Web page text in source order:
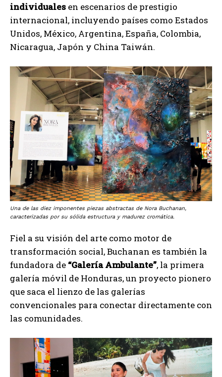
individuales en escenarios de prestigio
internacional, incluyendo países como Estados
Unidos, México, Argentina, España, Colombia,
Nicaragua, Japón y China Taiwán.
Una de las diez imponentes piezas abstractas de Nora Buchanan,
caracterizadas por su sólida estructura y madurez cromática.
Fiel a su visión del arte como motor de
transformación social, Buchanan es también la
fundadora de “Galería Ambulante”, la primera
galería móvil de Honduras, un proyecto pionero
que saca el lienzo de las galerías
convencionales para conectar directamente con
las comunidades.